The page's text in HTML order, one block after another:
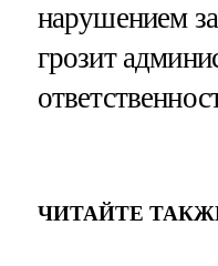
нарушением
грозит
ЧИТАЙТЕ